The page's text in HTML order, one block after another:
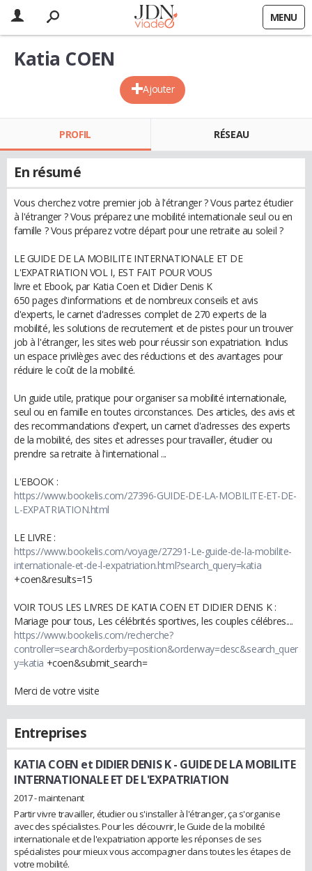
MENU
Ajouter
Katia COEN
PROFIL RÉSEAU
En résumé
Vous cherchez votre premier job à l'étranger ? Vous partez étudier
à l'étranger ? Vous préparez une mobilité internationale seul ou en
famille ? Vous préparez votre départ pour une retraite au soleil ?
LE GUIDE DE LA MOBILITE INTERNATIONALE ET DE
L'EXPATRIATION VOL I, EST FAIT POUR VOUS
livre et Ebook, par Katia Coen et Didier Denis K
650 pages d'informations et de nombreux conseils et avis
d'experts, le carnet d'adresses complet de 270 experts de la
mobilité, les solutions de recrutement et de pistes pour un trouver
job à l'étranger, les sites web pour réussir son expatriation. Inclus
un espace privilèges avec des réductions et des avantages pour
réduire le coût de la mobilité.
Un guide utile, pratique pour organiser sa mobilité internationale,
seul ou en famille en toutes circonstances. Des articles, des avis et
des recommandations d'expert, un carnet d'adresses des experts
de la mobilité, des sites et adresses pour travailler, étudier ou
prendre sa retraite à l'international ...
L'EBOOK :
https://www.bookelis.com/27396-GUIDE-DE-LA-MOBILITE-ET-DE-
L-EXPATRIATION.html
LE LIVRE :
https://www.bookelis.com/voyage/27291-Le-guide-de-la-mobilite-
internationale-et-de-l-expatriation.html?search_query=katia
+coen&results=15
VOIR TOUS LES LIVRES DE KATIA COEN ET DIDIER DENIS K :
Mariage pour tous, Les célébrités sportives, les couples célébres....
https://www.bookelis.com/recherche?
controller=search&orderby=position&orderway=desc&search_quer
y=katia +coen&submit_search=
Merci de votre visite
Entreprises
KATIA COEN et DIDIER DENIS K- GUIDE DE LA MOBILITE
INTERNATIONALE ET DE L'EXPATRIATION
2017 - maintenant
Partir vivre travailler, étudier ou s'installer à l'étranger, ça s'organise
avec des spécialistes. Pour les découvrir, le Guide de la mobilité
internationale et de l'expatriation apporte les réponses de ses
spécialistes pour mieux vous accompagner dans toutes les étapes de
votre mobilité.